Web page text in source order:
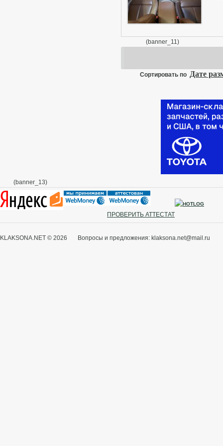
(banner_11)
Сортировать по Дате
(banner_13)
ПРОВЕРИТЬ АТТЕСТАТ
KLAKSONA.NET © 2026 Вопросы и предложения: klaksona.net@mail.ru